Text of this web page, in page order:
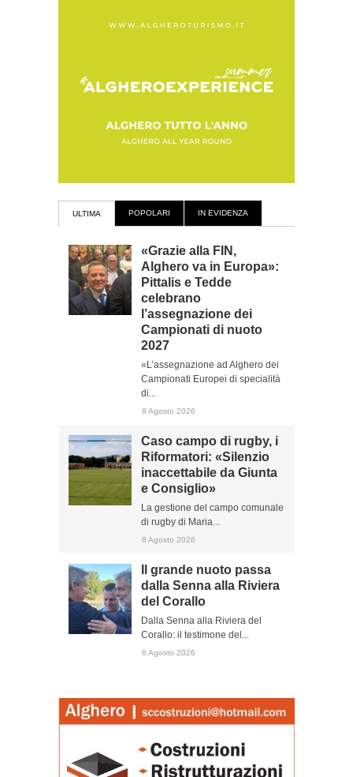
ULTIMA POPOLARI IN EVIDENZA
«Grazie alla FIN,
Alghero va in Europa»:
Pittalis e Tedde
celebrano
l’assegnazione dei
Campionati di nuoto
2027
«L’assegnazione ad Alghero dei
Campionati Europei di specialità
di...
8 Agosto 2026
Caso campo di rugby, i
Riformatori: «Silenzio
inaccettabile da Giunta
e Consiglio»
La gestione del campo comunale
di rugby di Maria...
8 Agosto 2026
Il grande nuoto passa
dalla Senna alla Riviera
del Corallo
Dalla Senna alla Riviera del
Corallo: il testimone del...
8 Agosto 2026